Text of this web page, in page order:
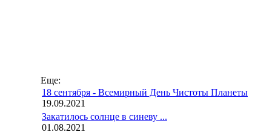
Еще:
18 сентября - Всемирный День Чистоты Планеты
19.09.2021
Закатилось солнце в синеву ...
01.08.2021